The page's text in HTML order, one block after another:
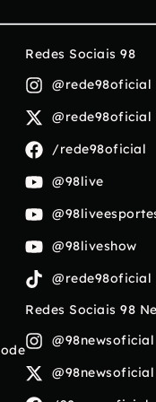
Redes Sociais 98
@rede98oficial
@rede98oficial
/rede98oficial
@98live
@98liveshow
@rede98oficial
Redes Sociais 98
@98newsoficial
@98newsoficial